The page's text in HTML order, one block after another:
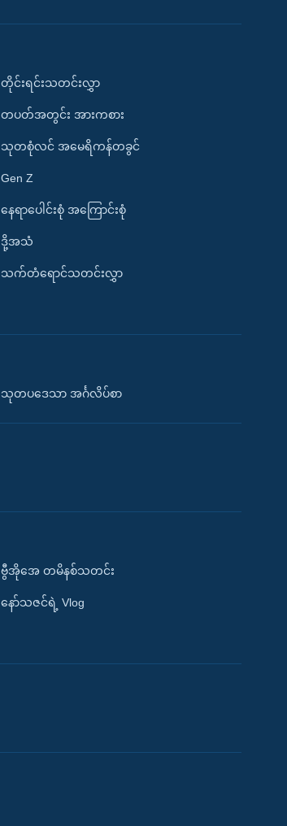
တိုင်းရင်းသတင်းလွှာ
တပတ်အတွင်း အားကစား
သုတစုံလင် အမေရိကန်တခွင်
Gen Z
နေရာပေါင်းစုံ အကြောင်းစုံ
ဒို့အသံ
သက်တံရောင်သတင်းလွှာ
သုတပဒေသာ အင်္ဂလိပ်စာ
ဗွီအိုအေ တမိနစ်သတင်း
နော်သဇင်ရဲ့ Vlog